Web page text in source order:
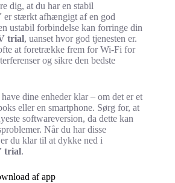
dig, at du har en stabil
er stærkt afhængigt af en god
ustabil forbindelse kan forringe din
trial, uanset hvor god tjenesten er.
at foretrække frem for Wi-Fi for
og sikre den bedste
dine enheder klar – om det er et
eller en smartphone. Sørg for, at
softwareversion, da dette kan
Når du har disse
du klar til at dykke ned i
trial.
af app